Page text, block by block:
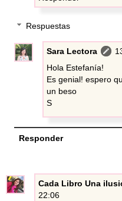
Respuestas
Sara Lectora
Hola Estefanía!
Es genial! espero
un beso
S
Responder
Cada Libro Una
22:06